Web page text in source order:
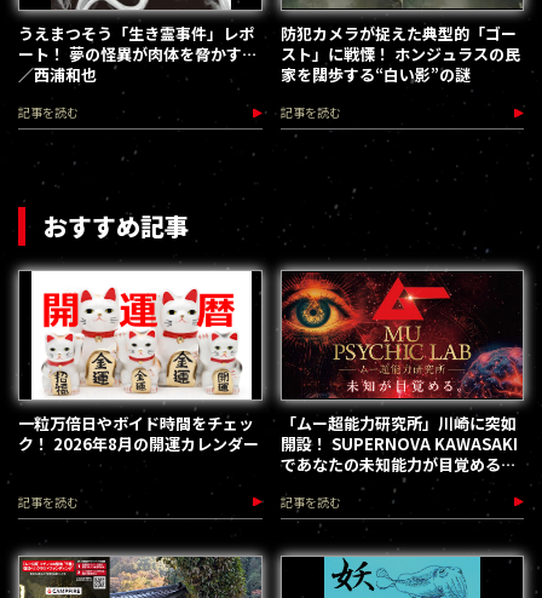
うえまつそう「生き霊事件」レポ
ート！ 夢の怪異が肉体を脅かす…
／西浦和也
記事を読む
防犯カメラが捉えた典型的「ゴー
スト」に戦慄！ ホンジュラスの民
家を闊歩する“白い影”の謎
記事を読む
おすすめ記事
一粒万倍日やボイド時間をチェッ
ク！ 2026年8月の開運カレンダー
記事を読む
「ムー超能力研究所」川崎に突如
開設！ SUPERNOVA KAWASAKI
であなたの未知能力が目覚める
（2026.8.18-28）
記事を読む